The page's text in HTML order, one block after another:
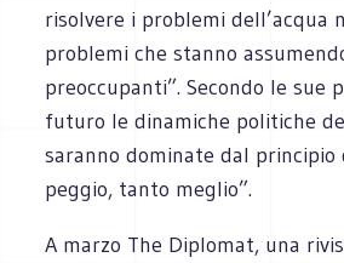
risolvere i problemi dell’acqua
problemi che stanno
preoccupanti”. Secondo le sue
futuro le dinamiche politiche
saranno dominate dal principio
peggio, tanto meglio”.
A marzo The Diplomat, una